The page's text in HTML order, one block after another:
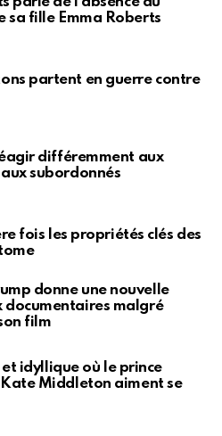
sa fille Emma Roberts
partent en guerre contre
différemment aux
subordonnés
fois les propriétés clés des
donne une nouvelle
documentaires malgré
film
et idyllique où le prince
Middleton aiment se